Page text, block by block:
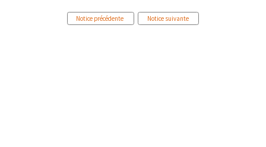
Notice précédente Notice suivante